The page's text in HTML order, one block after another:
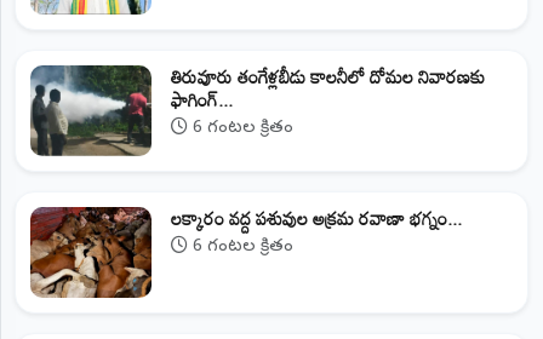
తిరువూరు తంగేళ్లబీడు కాలనీలో దోమల నివారణకు
ఫాగింగ్...
6 గంటల క్రితం
లక్కారం వద్ద పశువుల అక్రమ రవాణా భగ్నం...
6 గంటల క్రితం